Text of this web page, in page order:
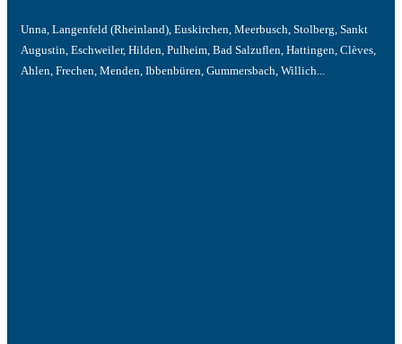
Unna, Langenfeld (Rheinland), Euskirchen, Meerbusch, Stolberg, Sankt
Augustin, Eschweiler, Hilden, Pulheim, Bad Salzuflen, Hattingen, Clèves,
Ahlen, Frechen, Menden, Ibbenbüren, Gummersbach, Willich...